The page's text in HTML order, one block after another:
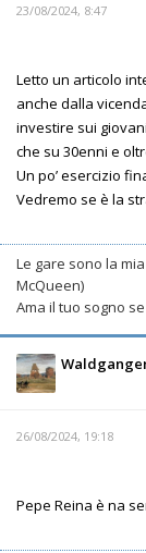
23/08/2024, 8:47
Letto un articolo
anche dalla
investire sui
che su 30enni e
Un po’ esercizio
Vedremo se è la
Le gare sono la
McQueen)
Ama il tuo sogno
26/08/2024, 19:18
Pepe Reina è na